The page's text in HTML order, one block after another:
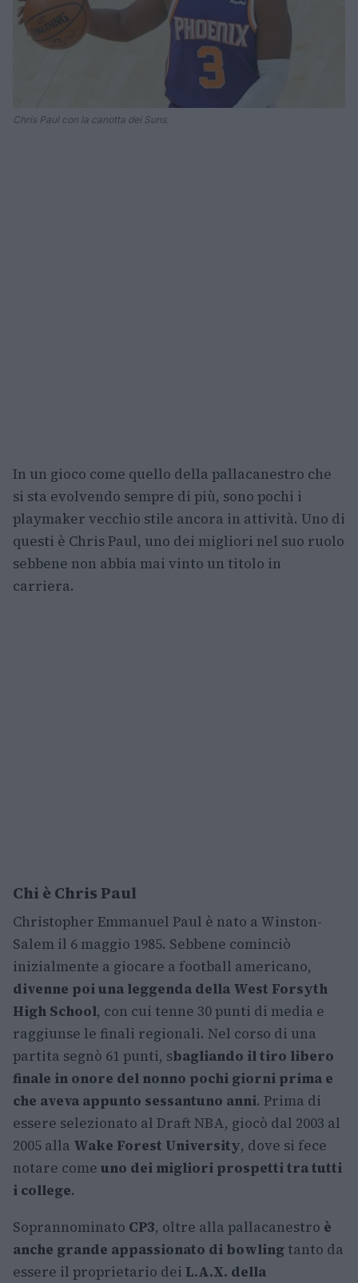
Chris Paul con la canotta dei Suns.
In un gioco come quello della pallacanestro che
si sta evolvendo sempre di più, sono pochi i
playmaker vecchio stile ancora in attività. Uno di
questi è Chris Paul, uno dei migliori nel suo ruolo
sebbene non abbia mai vinto un titolo in
carriera.
Chi è Chris Paul
Christopher Emmanuel Paul è nato a Winston-
Salem il 6 maggio 1985. Sebbene cominciò
inizialmente a giocare a football americano,
divenne poi una leggenda della West Forsyth
High School, con cui tenne 30 punti di media e
raggiunse le finali regionali. Nel corso di una
partita segnò 61 punti, sbagliando il tiro libero
finale in onore del nonno pochi giorni prima e
che aveva appunto sessantuno anni. Prima di
essere selezionato al Draft NBA, giocò dal 2003 al
2005 alla Wake Forest University, dove si fece
notare come uno dei migliori prospetti tra tutti
i college.
Soprannominato CP3, oltre alla pallacanestro è
anche grande appassionato di bowling tanto da
essere il proprietario dei L.A.X. della